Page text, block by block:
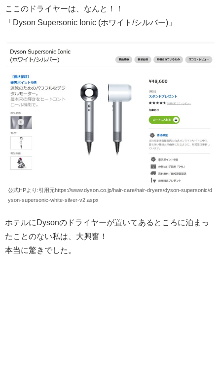
ここのドライヤーは、なんと！！
「Dyson Supersonic Ionic (ホワイト/シルバー)」
公式HPより:引用元https://www.dyson.co.jp/hair-care/hair-dryers/dyson-supersonic/d
yson-supersonic-white-silver-v2.aspx
ホテルにDysonのドライヤーが置いてあるところに泊まっ
たことのない私は、大興奮！
本当に驚きでした。